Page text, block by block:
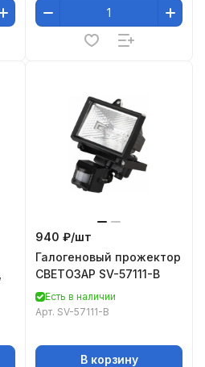
940 ₽/шт
Галогеновый прожектор
СВЕТОЗАР SV-57111-B
Есть в наличии
Арт. SV-57111-B
В корзину